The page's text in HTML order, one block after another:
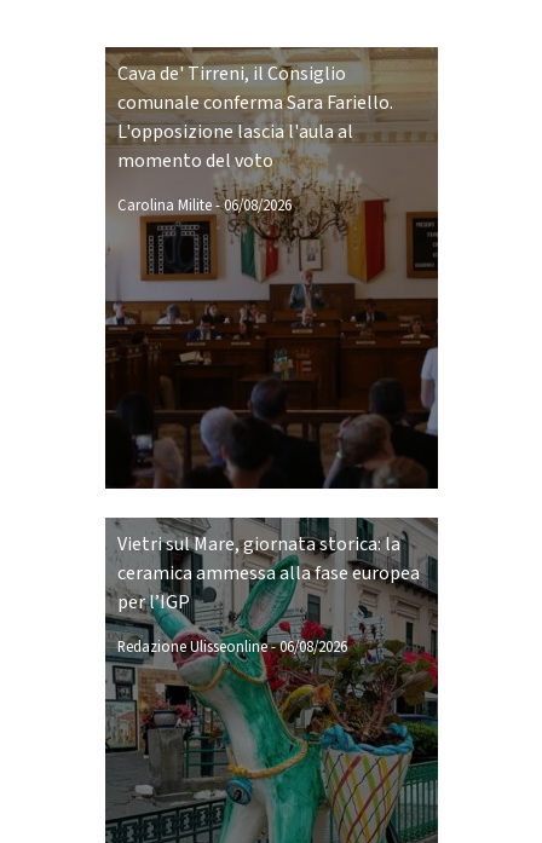
Cava de' Tirreni, il Consiglio
comunale conferma Sara Fariello.
L'opposizione lascia l'aula al
momento del voto
Carolina Milite-06/08/2026
Vietri sul Mare, giornata storica: la
ceramica ammessa alla fase europea
per l’IGP
Redazione Ulisseonline-06/08/2026